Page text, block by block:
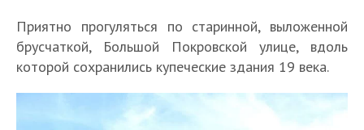
Приятно прогуляться по старинной, выложенной
брусчаткой, Большой Покровской улице, вдоль
которой сохранились купеческие здания 19 века.